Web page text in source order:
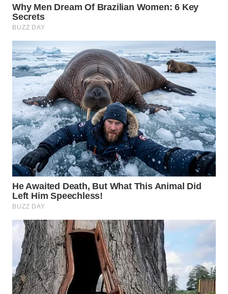
WN
LABUANBAJO
WN
BORNEO
Wahana
Group
WAHANA
NEWS
WAHANA
TANI
WAHANA
WAHANA
INFRASTRUKTUR
WAHANA
KONSUMEN